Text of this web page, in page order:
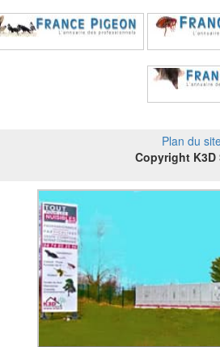
Plan du
Copyright K3D